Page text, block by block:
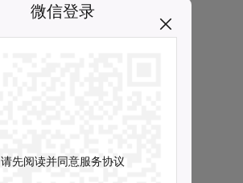
微信登录
请先阅读并同意服务协议